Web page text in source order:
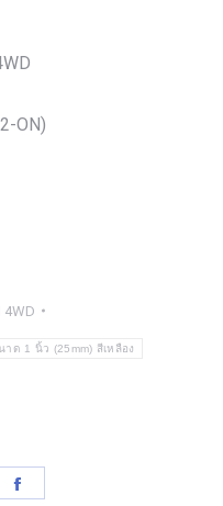
ON)
4WD
ด 1 นิ้ว (25mm) สีเหลือง